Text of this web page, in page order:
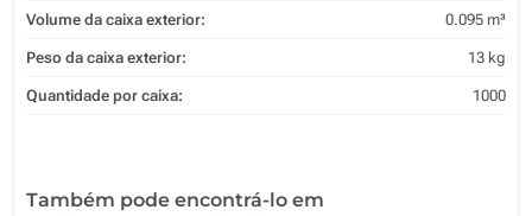
Volume da caixa exterior: 0.095 m³
Peso da caixa exterior: 13 kg
Quantidade por caixa: 1000
Também pode encontrá-lo em